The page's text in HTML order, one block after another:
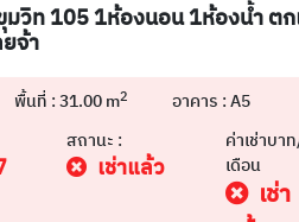
ขุมวิท 105 1ห้องนอน 1ห้องน้ำ ต
จ้า
พื้นที่ : 31.00 m2 อาคาร : A5
สถานะ :
เช่าแล้ว
ค่าเช่าบา
เดือน
เช่า